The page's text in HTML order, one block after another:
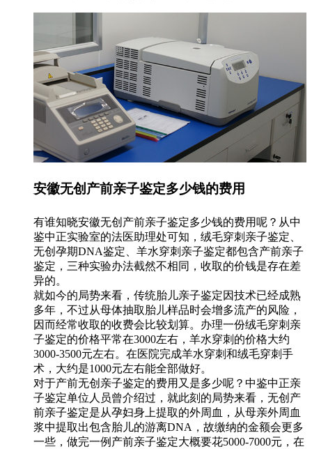
安徽无创产前亲子鉴定多少钱的费用
有谁知晓安徽无创产前亲子鉴定多少钱的费用呢？从中
鉴中正实验室的法医助理处可知，绒毛穿刺亲子鉴定、
无创孕期DNA鉴定、羊水穿刺亲子鉴定都包含产前亲子
鉴定，三种实验办法截然不相同，收取的价钱是存在差
异的。
就如今的局势来看，传统胎儿亲子鉴定因技术已经成熟
多年，不过从母体抽取胎儿样品时会增多流产的风险，
因而经常收取的收费会比较划算。办理一份绒毛穿刺亲
子鉴定的价格平常在3000左右，羊水穿刺的价格大约
3000-3500元左右。在医院完成羊水穿刺和绒毛穿刺手
术，大约是1000元左右能全部做好。
对于产前无创亲子鉴定的费用又是多少呢？中鉴中正亲
子鉴定单位人员曾介绍过，就此刻的局势来看，无创产
前亲子鉴定是从孕妇身上提取的外周血，从母亲外周血
浆中提取出包含胎儿的游离DNA，故缴纳的金额会更多
一些，做完一例产前亲子鉴定大概要花5000-7000元，在